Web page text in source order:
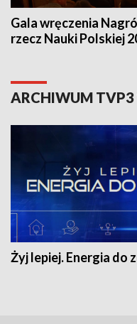
Gala wręczenia
rzecz Nauki Polskiej
ARCHIWUM
Żyj lepiej. Energia do